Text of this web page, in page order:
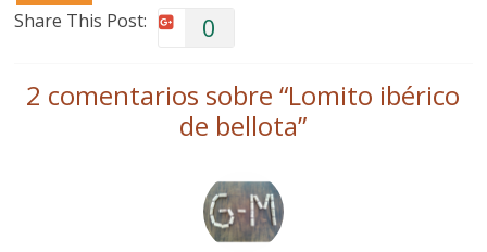
Share This Post: 0
2 comentarios sobre “Lomito ibérico
de bellota”